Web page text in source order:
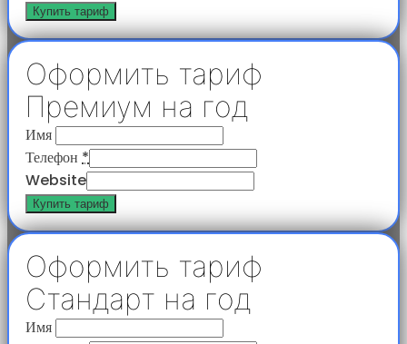
Купить тариф
Оформить тариф
Премиум на год
Имя
Телефон *
Website
Купить тариф
Оформить тариф
Стандарт на год
Имя